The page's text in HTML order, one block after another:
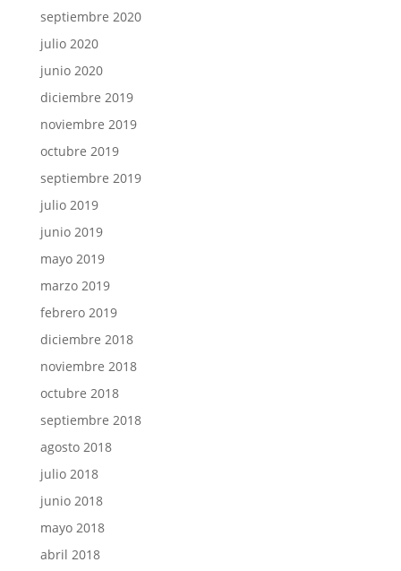
septiembre 2020
julio 2020
junio 2020
diciembre 2019
noviembre 2019
octubre 2019
septiembre 2019
julio 2019
junio 2019
mayo 2019
marzo 2019
febrero 2019
diciembre 2018
noviembre 2018
octubre 2018
septiembre 2018
agosto 2018
julio 2018
junio 2018
mayo 2018
abril 2018